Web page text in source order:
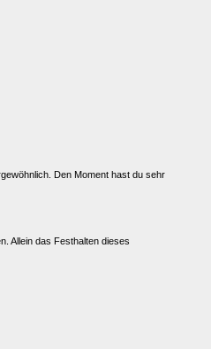
Den Moment hast du sehr
Allein das Festhalten dieses